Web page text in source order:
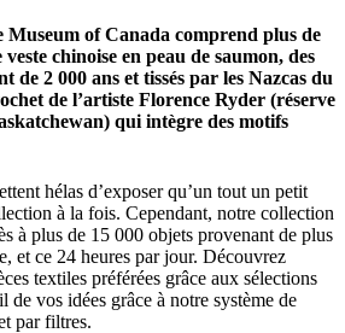
of Canada comprend plus de
chinoise en peau de saumon, des
de 2 000 ans et tissés par les Nazcas du
de l’artiste Florence Ryder (réserve
qui intègre des motifs
hélas d’exposer qu’un tout un petit
à la fois. Cependant, notre collection
à plus de 15 000 objets provenant de plus
et ce 24 heures par jour. Découvrez
textiles préférées grâce aux sélections
de vos idées grâce à notre système de
par filtres.